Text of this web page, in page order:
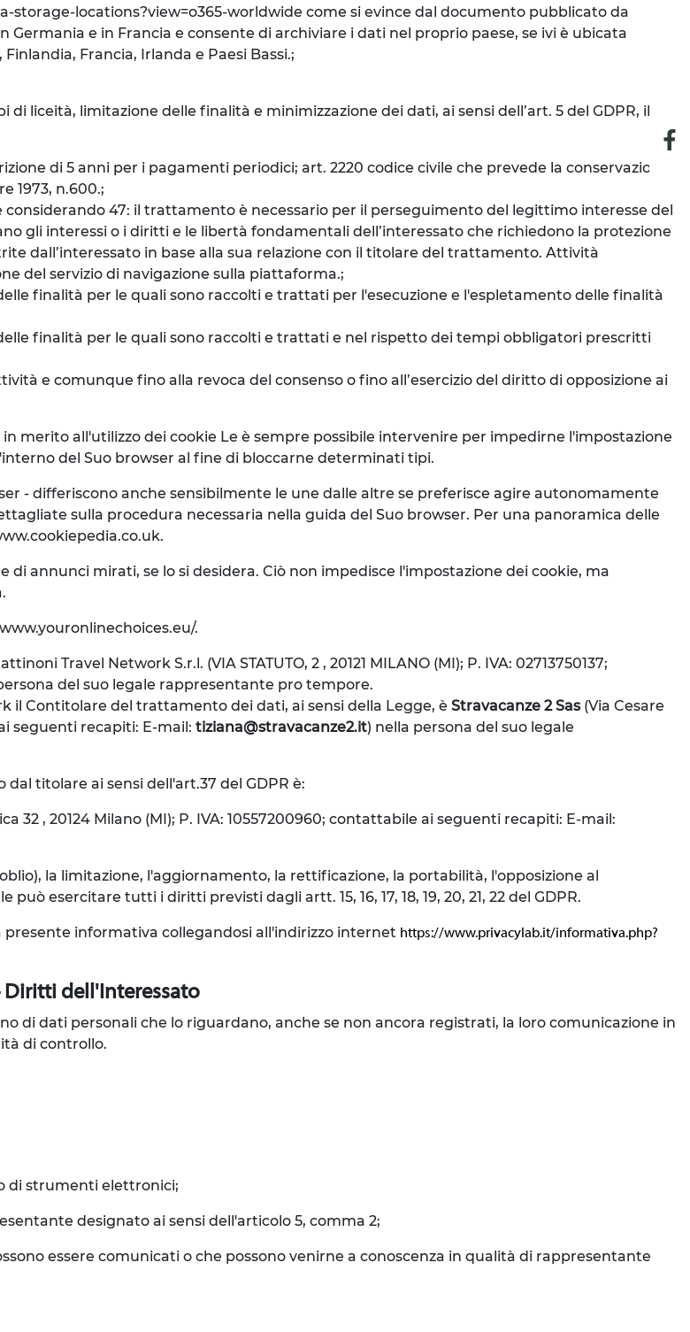
locations?view=o365-worldwide come si evince dal documento pubblicato da
Germania e in Francia e consente di archiviare i dati nel proprio paese, se ivi è ubicata
Francia, Irlanda e Paesi Bassi.;
liceità, limitazione delle finalità e minimizzazione dei dati, ai sensi dell’art. 5 del GDPR, il
di 5 anni per i pagamenti periodici; art. 2220 codice civile che prevede la conservazione
1973, n.600.;
47: il trattamento è necessario per il perseguimento del legittimo interesse del
gli interessi o i diritti e le libertà fondamentali dell’interessato che richiedono la protezione
dall’interessato in base alla sua relazione con il titolare del trattamento. Attività
del servizio di navigazione sulla piattaforma.;
finalità per le quali sono raccolti e trattati per l'esecuzione e l'espletamento delle finalità
finalità per le quali sono raccolti e trattati e nel rispetto dei tempi obbligatori prescritti
e comunque fino alla revoca del consenso o fino all’esercizio del diritto di opposizione ai
merito all'utilizzo dei cookie Le è sempre possibile intervenire per impedirne l'impostazione
del Suo browser al fine di bloccarne determinati tipi.
- differiscono anche sensibilmente le une dalle altre se preferisce agire autonomamente
sulla procedura necessaria nella guida del Suo browser. Per una panoramica delle
annunci mirati, se lo si desidera. Ciò non impedisce l'impostazione dei cookie, ma
.
Travel Network S.r.l. (VIA STATUTO, 2 , 20121 MILANO (MI); P. IVA: 02713750137;
del suo legale rappresentante pro tempore.
il Contitolare del trattamento dei dati, ai sensi della Legge, è Stravacanze 2 Sas(Via Cesare
seguenti recapiti: E-mail: tiziana@stravacanze2.it) nella persona del suo legale
titolare ai sensi dell'art.37 del GDPR è:
32 , 20124 Milano (MI); P. IVA: 10557200960; contattabile ai seguenti recapiti: E-mail:
la limitazione, l'aggiornamento, la rettificazione, la portabilità, l'opposizione al
esercitare tutti i diritti previsti dagli artt. 15, 16, 17, 18, 19, 20, 21, 22 del GDPR.
informativa collegandosi all'indirizzo internet https://www.privacylab.it/informativa.php?
Diritti dell'Interessato
di dati personali che lo riguardano, anche se non ancora registrati, la loro comunicazione in
di controllo.
di strumenti elettronici;
designato ai sensi dell'articolo 5, comma 2;
essere comunicati o che possono venirne a conoscenza in qualità di rappresentante